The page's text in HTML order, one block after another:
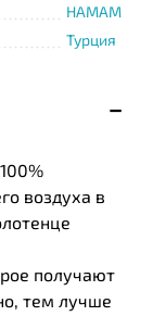
HAMAM
Турция
воздуха в
получают
тем лучше